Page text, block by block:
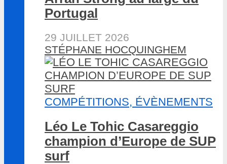
Portugal
29 JUILLET 2026
STÉPHANE HOCQUINGHEM
COMPÉTITIONS, ÉVÈNEMENTS
Léo Le Tohic Casareggio
champion d’Europe de SUP
surf